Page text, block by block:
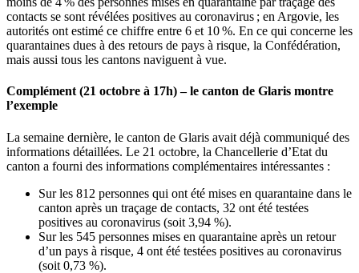
contacts se sont révélées positives au coronavirus ; en Argovie, les
autorités ont estimé ce chiffre entre 6 et 10 %. En ce qui concerne les
quarantaines dues à des retours de pays à risque, la Confédération,
mais aussi tous les cantons naviguent à vue.
Complément (21 octobre à 17h) – le canton de Glaris montre
l’exemple
La semaine dernière, le canton de Glaris avait déjà communiqué des
informations détaillées. Le 21 octobre, la Chancellerie d’Etat du
canton a fourni des informations complémentaires intéressantes :
Sur les 812 personnes qui ont été mises en quarantaine dans le
canton après un traçage de contacts, 32 ont été testées
positives au coronavirus (soit 3,94 %).
Sur les 545 personnes mises en quarantaine après un retour
d’un pays à risque, 4 ont été testées positives au coronavirus
(soit 0,73 %).